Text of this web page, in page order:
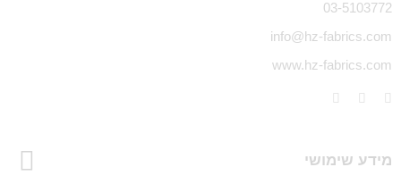
03-5103772
info@hz-fabrics.com
www.hz-fabrics.com
מידע שימושי